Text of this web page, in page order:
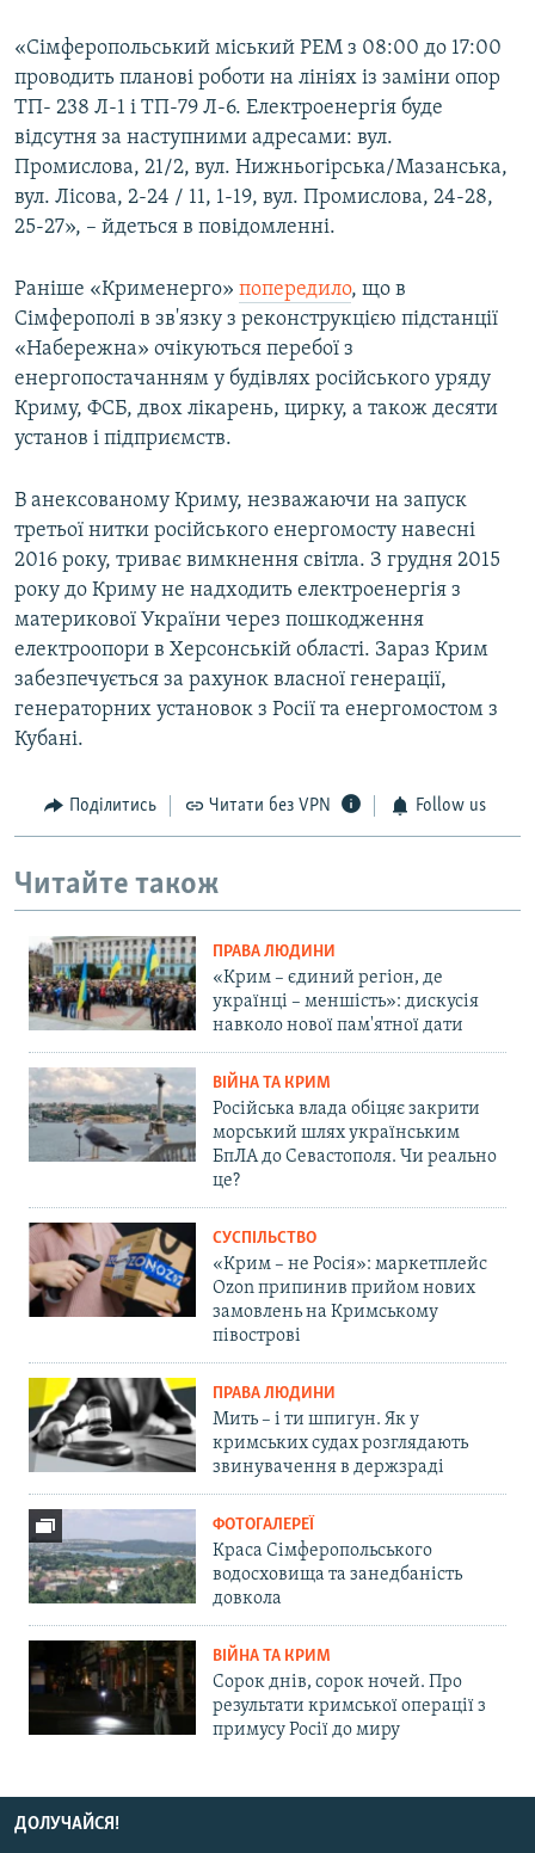
«Сімферопольський міський РЕМ з 08:00 до 17:00
проводить планові роботи на лініях із заміни опор
ТП- 238 Л-1 і ТП-79 Л-6. Електроенергія буде
відсутня за наступними адресами: вул.
Промислова, 21/2, вул. Нижньогірська/Мазанська,
вул. Лісова, 2-24 / 11, 1-19, вул. Промислова, 24-28,
25-27», – йдеться в повідомленні.
Раніше «Крименерго» попередило, що в
Сімферополі в зв'язку з реконструкцією підстанції
«Набережна» очікуються перебої з
енергопостачанням у будівлях російського уряду
Криму, ФСБ, двох лікарень, цирку, а також десяти
установ і підприємств.
В анексованому Криму, незважаючи на запуск
третьої нитки російського енергомосту навесні
2016 року, триває вимкнення світла. З грудня 2015
року до Криму не надходить електроенергія з
материкової України через пошкодження
електроопори в Херсонській області. Зараз Крим
забезпечується за рахунок власної генерації,
генераторних установок з Росії та енергомостом з
Кубані.
Поділитись Читати без VPN Follow us
Читайте також
ПРАВА ЛЮДИНИ
«Крим – єдиний регіон, де
українці – меншість»: дискусія
навколо нової пам'ятної дати
ВІЙНА ТА КРИМ
Російська влада обіцяє закрити
морський шлях українським
БпЛА до Севастополя. Чи реально
це?
СУСПІЛЬСТВО
«Крим – не Росія»: маркетплейс
Ozon припинив прийом нових
замовлень на Кримському
півострові
ПРАВА ЛЮДИНИ
Мить – і ти шпигун. Як у
кримських судах розглядають
звинувачення в держзраді
ФОТОГАЛЕРЕЇ
Краса Сімферопольського
водосховища та занедбаність
довкола
ВІЙНА ТА КРИМ
Сорок днів, сорок ночей. Про
результати кримської операції з
примусу Росії до миру
ДОЛУЧАЙСЯ!